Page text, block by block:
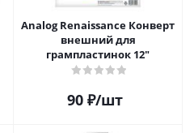
Analog Renaissance Конверт
внешний для
грампластинок 12"
90 ₽/шт